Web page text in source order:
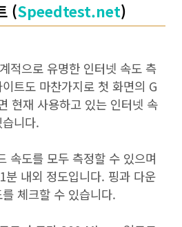
(Speedtest.net)
적으로 유명한 인터넷 속도 측
트도 마찬가지로 첫 화면의 G
현재 사용하고 있는 인터넷 속
니다.
속도를 모두 측정할 수 있으며
분 내외 정도입니다. 핑과 다운
체크할 수 있습니다.